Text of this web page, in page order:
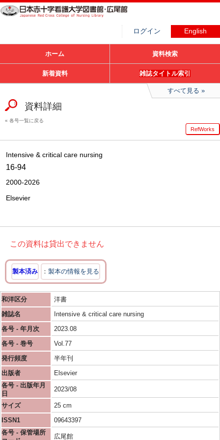
ログイン English
ホーム 資料検索
新着資料 雑誌タイトル索引
すべて見る
資料詳細
各号一覧に戻る
RefWorks
Intensive & critical care nursing
16-94
2000-2026
Elsevier
この資料は貸出できません
製本済み 製本の情報を見る
和洋区分
洋書
雑誌名
Intensive & critical care nursing
各号 - 年月次
2023.08
各号 - 巻号
Vol.77
発行頻度
半年刊
出版者
Elsevier
各号 - 出版年月
日
2023/08
サイズ
25 cm
ISSN1
09643397
各号 - 保管場所
広尾館